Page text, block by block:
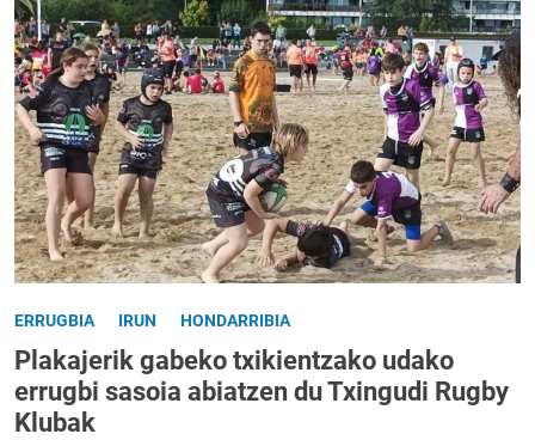
ERRUGBIA IRUN HONDARRIBIA
Plakajerik gabeko txikientzako udako
errugbi sasoia abiatzen du Txingudi Rugby
Klubak